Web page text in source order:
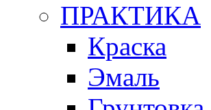
ПРАКТИКА
Краска
Эмаль